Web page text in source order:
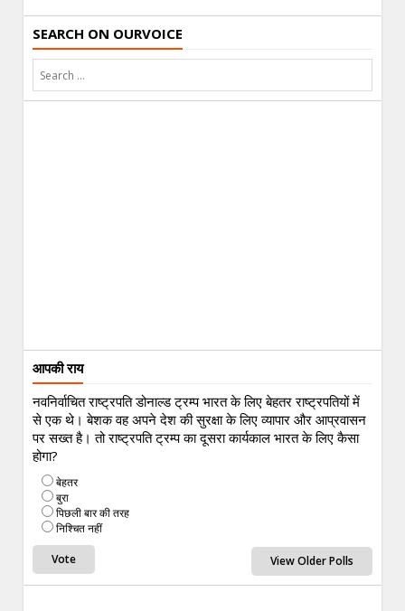
SEARCH ON OURVOICE
आपकी राय
नवनिर्वाचित राष्ट्रपति डोनाल्ड ट्रम्प भारत के लिए बेहतर राष्ट्रपतियों में
से एक थे। बेशक वह अपने देश की सुरक्षा के लिए व्यापार और आप्रवासन
पर सख्त है। तो राष्ट्रपति ट्रम्प का दूसरा कार्यकाल भारत के लिए कैसा
होगा?
बेहतर
बुरा
पिछली बार की तरह
निश्चित नहीं
View Older Polls